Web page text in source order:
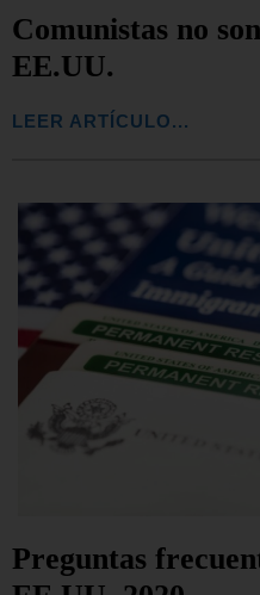
Comunistas no
EE.UU.
LEER ARTÍCULO...
Preguntas